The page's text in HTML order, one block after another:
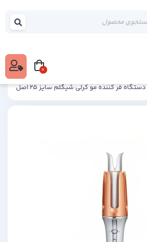
دستگاه فر کننده مو کرلی شیگلم سایز 25 اصل
0